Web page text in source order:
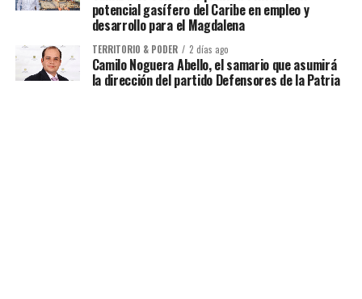
potencial gasífero del Caribe en empleo y
desarrollo para el Magdalena
TERRITORIO & PODER 2 días ago
Camilo Noguera Abello, el samario que asumirá
la dirección del partido Defensores de la Patria